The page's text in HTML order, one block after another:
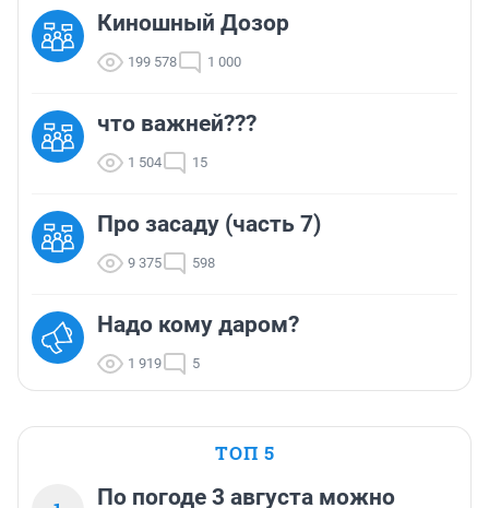
Киношный Дозор
199 578 1 000
что важней???
1 504 15
Про засаду (часть 7)
9 375 598
Надо кому даром?
1 919 5
ТОП 5
По погоде 3 августа можно